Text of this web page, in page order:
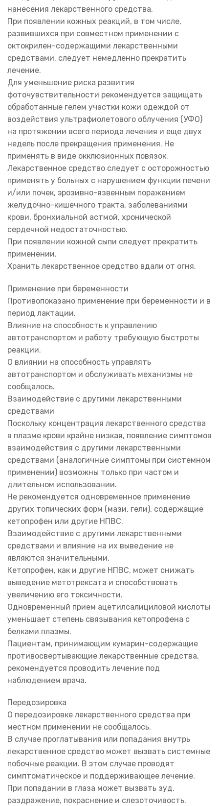
нанесения лекарственного средства.
При появлении кожных реакций, в том числе,
развившихся при совместном применении с
октокрилен-содержащими лекарственными
средствами, следует немедленно прекратить
лечение.
Для уменьшение риска развития
фоточувствительности рекомендуется защищать
обработанные гелем участки кожи одеждой от
воздействия ультрафиолетового облучения (УФО)
на протяжении всего периода лечения и еще двух
недель после прекращения применения. Не
применять в виде окклюзионных повязок.
Лекарственное средство следует с осторожностью
применять у больных с нарушением функции печени
и/или почек, эрозивно-язвенным поражением
желудочно-кишечного тракта, заболеваниями
крови, бронхиальной астмой, хронической
сердечной недостаточностью.
При появлении кожной сыпи следует прекратить
применении.
Хранить лекарственное средство вдали от огня.
Применение при беременности
Противопоказано применение при беременности и в
период лактации.
Влияние на способность к управлению
автотранспортом и работу требующую быстроты
реакции.
О влиянии на способность управлять
автотранспортом и обслуживать механизмы не
сообщалось.
Взаимодействие с другими лекарственными
средствами
Поскольку концентрация лекарственного средства
в плазме крови крайне низкая, появление симптомов
взаимодействия с другими лекарственными
средствами (аналогичные симптомы при системном
применении) возможны только при частом и
длительном использовании.
Не рекомендуется одновременное применение
других топических форм (мази, гели), содержащие
кетопрофен или другие НПВС.
Взаимодействие с другими лекарственными
средствами и влияние на их выведение не
являются значительными.
Кетопрофен, как и другие НПВС, может снижать
выведение метотрексата и способствовать
увеличению его токсичности.
Одновременный прием ацетилсалициловой кислоты
уменьшает степень связывания кетопрофена с
белками плазмы.
Пациентам, принимающим кумарин-содержащие
противосвертывающие лекарственные средства,
рекомендуется проводить лечение под
наблюдением врача.
Передозировка
О передозировке лекарственного средства при
местном применении не сообщалось.
В случае проглатывания или попадания внутрь
лекарственное средство может вызвать системные
побочные реакции. В этом случае проводят
симптоматическое и поддерживающее лечение.
При попадании в глаза может вызвать зуд,
раздражение, покраснение и слезоточивость.